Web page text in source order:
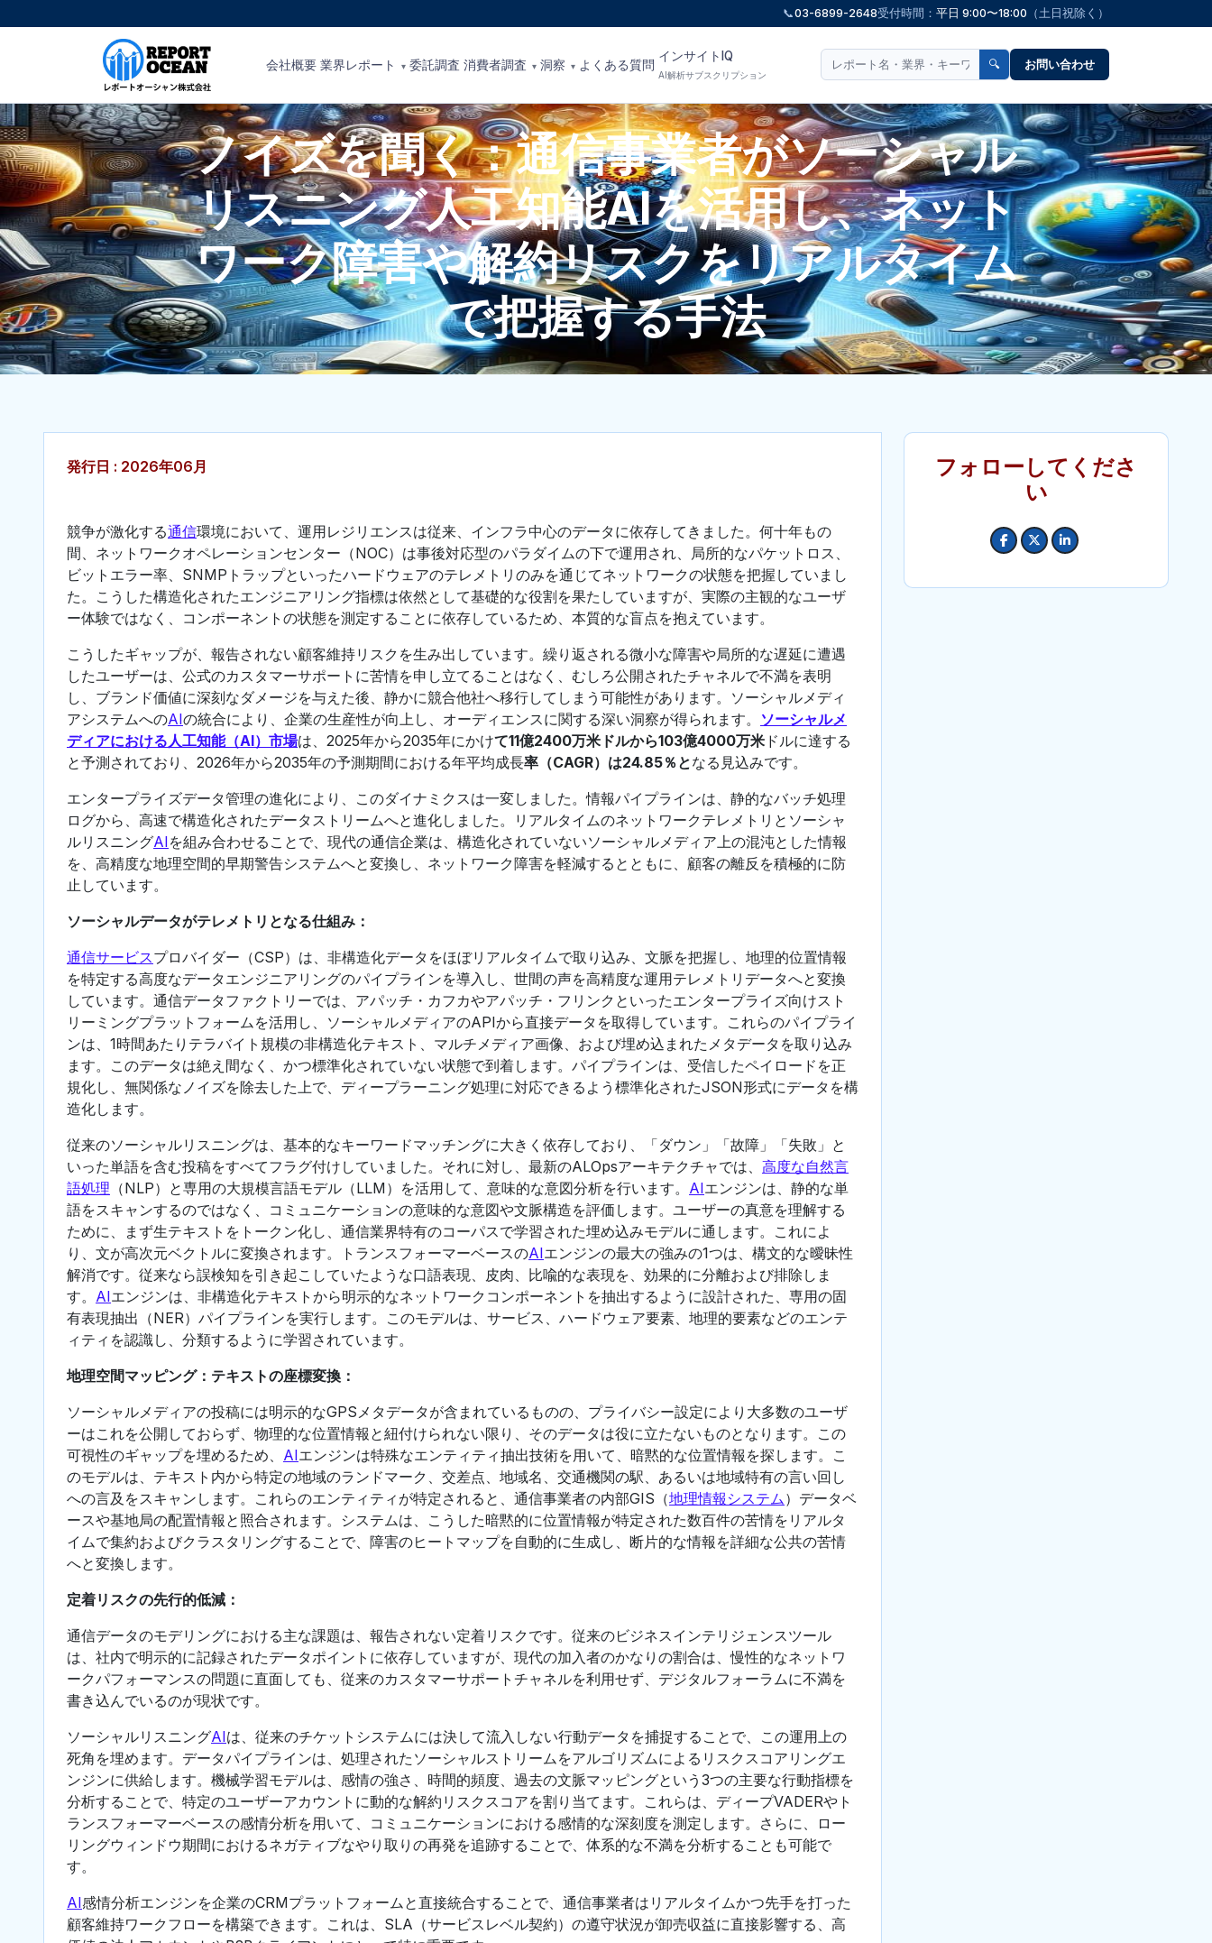
📞03-6899-2648受付時間： 平日 9:00〜18:00 （土日祝除く）
会社概要 業界レポート ▾ 委託調査 消費者調査 ▾ 洞察 ▾ よくある質問
インサイトIQ
AI解析サブスクリプション
🔍 お問い合わせ
ノイズを聞く：通信事業者がソーシャル
リスニング人工知能AIを活用し、ネット
ワーク障害や解約リスクをリアルタイム
で把握する手法
発行日 : 2026年06月
競争が激化する通信環境において、運用レジリエンスは従来、インフラ中心のデータに依存してきました。何十年もの
間、ネットワークオペレーションセンター（NOC）は事後対応型のパラダイムの下で運用され、局所的なパケットロス、
ビットエラー率、SNMPトラップといったハードウェアのテレメトリのみを通じてネットワークの状態を把握していまし
た。こうした構造化されたエンジニアリング指標は依然として基礎的な役割を果たしていますが、実際の主観的なユーザ
ー体験ではなく、コンポーネントの状態を測定することに依存しているため、本質的な盲点を抱えています。
こうしたギャップが、報告されない顧客維持リスクを生み出しています。繰り返される微小な障害や局所的な遅延に遭遇
したユーザーは、公式のカスタマーサポートに苦情を申し立てることはなく、むしろ公開されたチャネルで不満を表明
し、ブランド価値に深刻なダメージを与えた後、静かに競合他社へ移行してしまう可能性があります。ソーシャルメディ
アシステムへのAIの統合により、企業の生産性が向上し、オーディエンスに関する深い洞察が得られます。 ソーシャルメ
ディアにおける人工知能（AI）市場は、2025年から2035年にかけて11億2400万米ドルから103億4000万米 ドルに達する
と予測されており、2026年から2035年の予測期間における年平均成長率（CAGR）は24.85％となる見込みです。
エンタープライズデータ管理の進化により、このダイナミクスは一変しました。情報パイプラインは、静的なバッチ処理
ログから、高速で構造化されたデータストリームへと進化しました。リアルタイムのネットワークテレメトリとソーシャ
ルリスニングAIを組み合わせることで、現代の通信企業は、構造化されていないソーシャルメディア上の混沌とした情報
を、高精度な地理空間的早期警告システムへと変換し、ネットワーク障害を軽減するとともに、顧客の離反を積極的に防
止しています。
ソーシャルデータがテレメトリとなる仕組み：
通信サービスプロバイダー（CSP）は、非構造化データをほぼリアルタイムで取り込み、文脈を把握し、地理的位置情報
を特定する高度なデータエンジニアリングのパイプラインを導入し、世間の声を高精度な運用テレメトリデータへと変換
しています。通信データファクトリーでは、アパッチ・カフカやアパッチ・フリンクといったエンタープライズ向けスト
リーミングプラットフォームを活用し、ソーシャルメディアのAPIから直接データを取得しています。これらのパイプライ
ンは、1時間あたりテラバイト規模の非構造化テキスト、マルチメディア画像、および埋め込まれたメタデータを取り込み
ます。このデータは絶え間なく、かつ標準化されていない状態で到着します。パイプラインは、受信したペイロードを正
規化し、無関係なノイズを除去した上で、ディープラーニング処理に対応できるよう標準化されたJSON形式にデータを構
造化します。
従来のソーシャルリスニングは、基本的なキーワードマッチングに大きく依存しており、「ダウン」「故障」「失敗」と
いった単語を含む投稿をすべてフラグ付けしていました。それに対し、最新のALOpsアーキテクチャでは、 高度な自然言
語処理 （NLP）と専用の大規模言語モデル（LLM）を活用して、意味的な意図分析を行います。 AIエンジンは、静的な単
語をスキャンするのではなく、コミュニケーションの意味的な意図や文脈構造を評価します。ユーザーの真意を理解する
ために、まず生テキストをトークン化し、通信業界特有のコーパスで学習された埋め込みモデルに通します。これによ
り、文が高次元ベクトルに変換されます。トランスフォーマーベースのAIエンジンの最大の強みの1つは、構文的な曖昧性
解消です。従来なら誤検知を引き起こしていたような口語表現、皮肉、比喩的な表現を、効果的に分離および排除しま
す。 AIエンジンは、非構造化テキストから明示的なネットワークコンポーネントを抽出するように設計された、専用の固
有表現抽出（NER）パイプラインを実行します。このモデルは、サービス、ハードウェア要素、地理的要素などのエンテ
ィティを認識し、分類するように学習されています。
地理空間マッピング：テキストの座標変換：
ソーシャルメディアの投稿には明示的なGPSメタデータが含まれているものの、プライバシー設定により大多数のユーザ
ーはこれを公開しておらず、物理的な位置情報と紐付けられない限り、そのデータは役に立たないものとなります。この
可視性のギャップを埋めるため、 AIエンジンは特殊なエンティティ抽出技術を用いて、暗黙的な位置情報を探します。こ
のモデルは、テキスト内から特定の地域のランドマーク、交差点、地域名、交通機関の駅、あるいは地域特有の言い回し
への言及をスキャンします。これらのエンティティが特定されると、通信事業者の内部GIS（地理情報システム ）データベ
ースや基地局の配置情報と照合されます。システムは、こうした暗黙的に位置情報が特定された数百件の苦情をリアルタ
イムで集約およびクラスタリングすることで、障害のヒートマップを自動的に生成し、断片的な情報を詳細な公共の苦情
へと変換します。
定着リスクの先行的低減：
通信データのモデリングにおける主な課題は、報告されない定着リスクです。従来のビジネスインテリジェンスツール
は、社内で明示的に記録されたデータポイントに依存していますが、現代の加入者のかなりの割合は、慢性的なネットワ
ークパフォーマンスの問題に直面しても、従来のカスタマーサポートチャネルを利用せず、デジタルフォーラムに不満を
書き込んでいるのが現状です。
ソーシャルリスニングAIは、従来のチケットシステムには決して流入しない行動データを捕捉することで、この運用上の
死角を埋めます。データパイプラインは、処理されたソーシャルストリームをアルゴリズムによるリスクスコアリングエ
ンジンに供給します。機械学習モデルは、感情の強さ、時間的頻度、過去の文脈マッピングという3つの主要な行動指標を
分析することで、特定のユーザーアカウントに動的な解約リスクスコアを割り当てます。これらは、ディープVADERやト
ランスフォーマーベースの感情分析を用いて、コミュニケーションにおける感情的な深刻度を測定します。さらに、ロー
リングウィンドウ期間におけるネガティブなやり取りの再発を追跡することで、体系的な不満を分析することも可能で
す。
AI感情分析エンジンを企業のCRMプラットフォームと直接統合することで、通信事業者はリアルタイムかつ先手を打った
顧客維持ワークフローを構築できます。これは、SLA（サービスレベル契約）の遵守状況が卸売収益に直接影響する、高
フォローしてくださ
い